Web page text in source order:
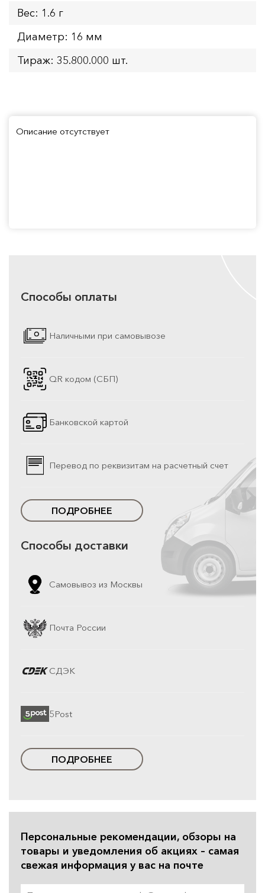
Вес: 1.6 г
Диаметр: 16 мм
Тираж: 35.800.000 шт.
Описание отсутствует
Способы оплаты
Наличными при самовывозе
QR кодом (СБП)
Банковской картой
Перевод по реквизитам на расчетный счет
ПОДРОБНЕЕ
Способы доставки
Самовывоз из Москвы
Почта России
СДЭК
5Post
ПОДРОБНЕЕ
Персональные рекомендации, обзоры на
товары и уведомления об акциях – самая
свежая информация у вас на почте